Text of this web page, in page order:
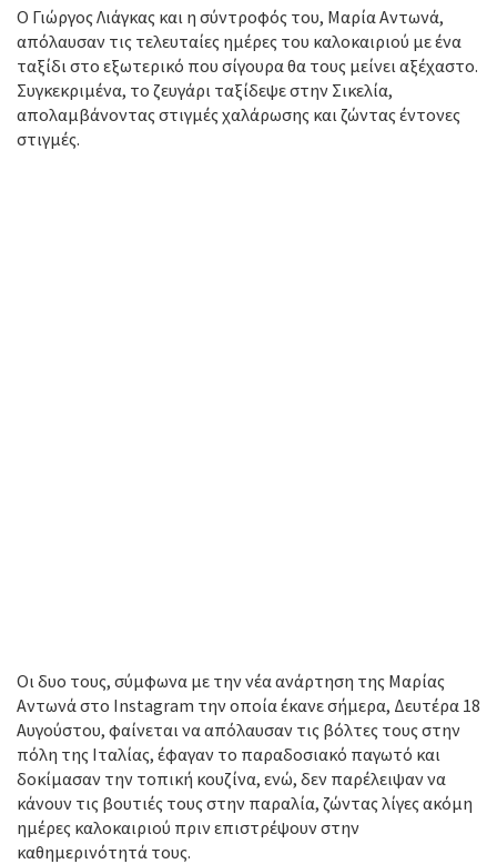
Ο Γιώργος Λιάγκας και η σύντροφός του, Μαρία Αντωνά,
απόλαυσαν τις τελευταίες ημέρες του καλοκαιριού με ένα
ταξίδι στο εξωτερικό που σίγουρα θα τους μείνει αξέχαστο.
Συγκεκριμένα, το ζευγάρι ταξίδεψε στην Σικελία,
απολαμβάνοντας στιγμές χαλάρωσης και ζώντας έντονες
στιγμές.
Οι δυο τους, σύμφωνα με την νέα ανάρτηση της Μαρίας
Αντωνά στο Instagram την οποία έκανε σήμερα, Δευτέρα 18
Αυγούστου, φαίνεται να απόλαυσαν τις βόλτες τους στην
πόλη της Ιταλίας, έφαγαν το παραδοσιακό παγωτό και
δοκίμασαν την τοπική κουζίνα, ενώ, δεν παρέλειψαν να
κάνουν τις βουτιές τους στην παραλία, ζώντας λίγες ακόμη
ημέρες καλοκαιριού πριν επιστρέψουν στην
καθημερινότητά τους.